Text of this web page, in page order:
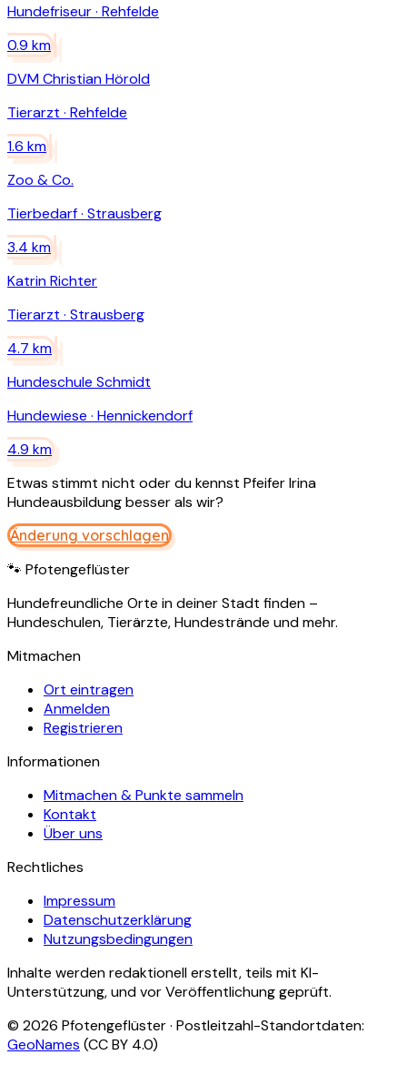
Hundefriseur· Rehfelde
0.9 km
DVM Christian Hörold
Tierarzt · Rehfelde
1.6 km
Zoo & Co.
Tierbedarf· Strausberg
3.4 km
Katrin Richter
Tierarzt · Strausberg
4.7 km
Hundeschule Schmidt
Hundewiese · Hennickendorf
4.9 km
Etwas stimmt nicht oder du kennst Pfeifer Irina
Hundeausbildungbesser als wir?
Änderung vorschlagen
🐾 Pfotengeflüster
Hundefreundliche Orte in deiner Stadt finden –
Hundeschulen, Tierärzte, Hundestrände und mehr.
Mitmachen
Ort eintragen
Anmelden
Registrieren
Informationen
Mitmachen & Punkte sammeln
Kontakt
Über uns
Rechtliches
Impressum
Datenschutzerklärung
Nutzungsbedingungen
Inhalte werden redaktionell erstellt, teils mit KI-
Unterstützung, und vor Veröffentlichung geprüft.
© 2026 Pfotengeflüster · Postleitzahl-Standortdaten:
GeoNames (CC BY 4.0)